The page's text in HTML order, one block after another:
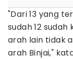
"Dari 13 yang
sudah 12
arah lain tidak
arah Binjai,"